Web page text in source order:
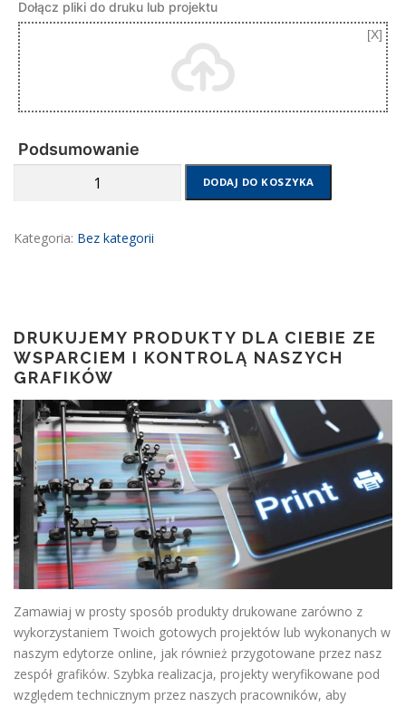
Dołącz pliki do druku lub projektu
Podsumowanie
DODAJ DO KOSZYKA
Kategoria: Bez kategorii
DRUKUJEMY PRODUKTY DLA CIEBIE ZE
WSPARCIEM I KONTROLĄ NASZYCH
GRAFIKÓW
Zamawiaj w prosty sposób produkty drukowane zarówno z
wykorzystaniem Twoich gotowych projektów lub wykonanych w
naszym edytorze online, jak również przygotowane przez nasz
zespół grafików. Szybka realizacja, projekty weryfikowane pod
względem technicznym przez naszych pracowników, aby